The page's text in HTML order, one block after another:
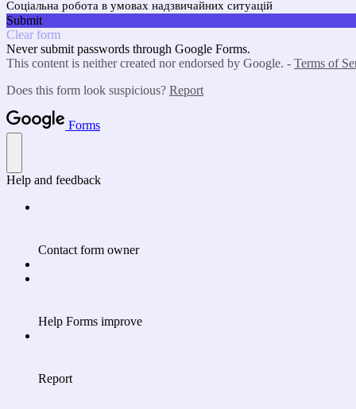
Соціальна робота в умовах надзвичайних ситуацій
Submit
Clear form
Never submit passwords through Google Forms.
This content is neither created nor endorsed by Google. - Terms of
Does this form look suspicious? Report
Forms
Help and feedback
Contact form owner
Help Forms improve
Report